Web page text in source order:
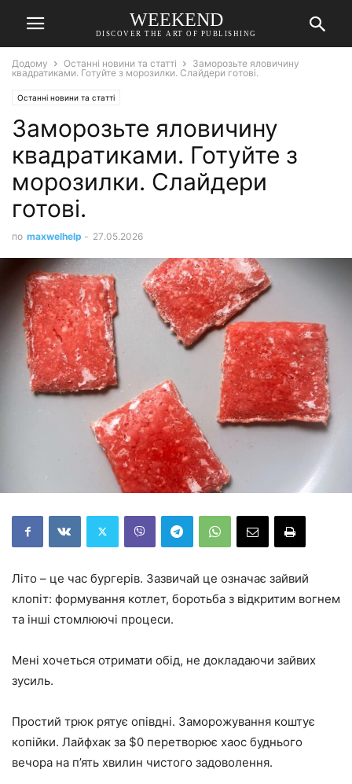
WEEKEND
DISCOVER THE ART OF PUBLISHING
Додому Останні новини та статті
Заморозьте яловичину
квадратиками. Готуйте з морозилки. Слайдери готові.
Останні новини та статті
Заморозьте яловичину
квадратиками. Готуйте з
морозилки. Слайдери
готові.
по maxwelhelp - 27.05.2026
Літо – це час бургерів. Зазвичай це означає зайвий
клопіт: формування котлет, боротьба з відкритим вогнем
та інші стомлюючі процеси.
Мені хочеться отримати обід, не докладаючи зайвих
зусиль.
Простий трюк рятує опівдні. Заморожування коштує
копійки. Лайфхак за $0 перетворює хаос буднього
вечора на п’ять хвилин чистого задоволення.